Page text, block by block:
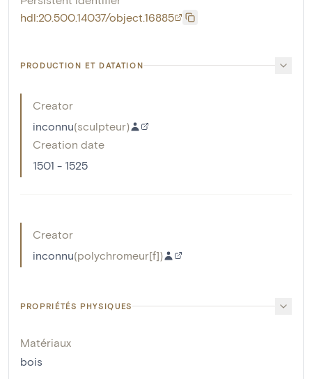
hdl:20.500.14037/object.16885
PRODUCTION ET DATATION
Creator
inconnu(sculpteur)
Creation date
1501 - 1525
Creator
inconnu(polychromeur[f])
PROPRIÉTÉS PHYSIQUES
Matériaux
bois